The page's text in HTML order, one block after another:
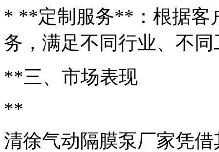
* **定制服务**：根据客
务，满足不同行业、不
**三、市场表现
**
清徐气动隔膜泵厂家凭